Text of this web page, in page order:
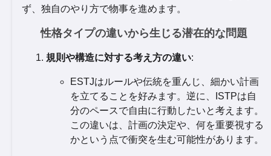
ず、独自のやり方で物事を進めます。
性格タイプの違いから生じる潜在的な問題
規則や構造に対する考え方の違い:
ESTJはルールや伝統を重んじ、細かい計画
を立てることを好みます。逆に、ISTPは自
分のペースで自由に行動したいと考えます。
この違いは、計画の決定や、何を重要視する
かという点で衝突を生む可能性があります。